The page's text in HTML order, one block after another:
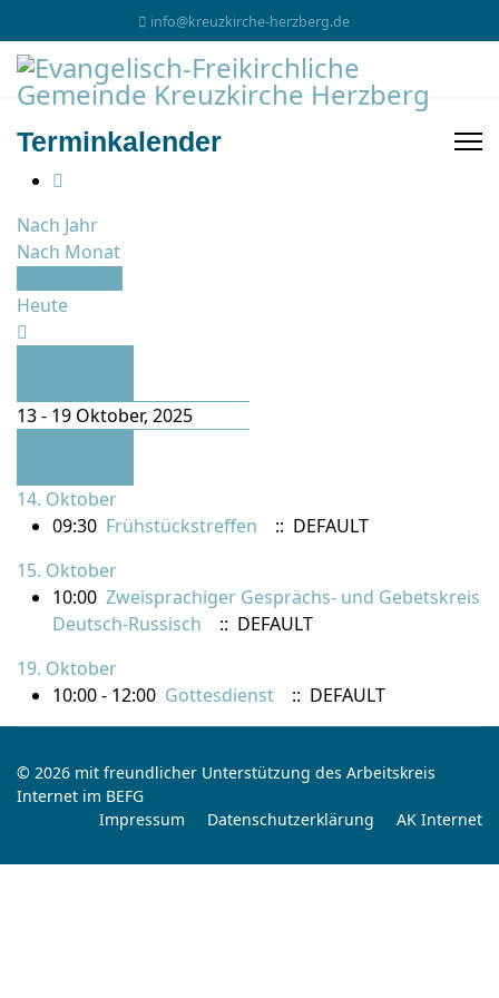
info@kreuzkirche-herzberg.de
Terminkalender
Nach Jahr
Nach Monat
Heute
13 - 19 Oktober, 2025
14. Oktober
09:30 Frühstückstreffen
:: DEFAULT
15. Oktober
10:00 Zweisprachiger Gesprächs- und Gebetskreis
Deutsch-Russisch
:: DEFAULT
19. Oktober
10:00 - 12:00 Gottesdienst :: DEFAULT
© 2026 mit freundlicher Unterstützung des Arbeitskreis
Internet im BEFG
Impressum
Datenschutzerklärung AK Internet